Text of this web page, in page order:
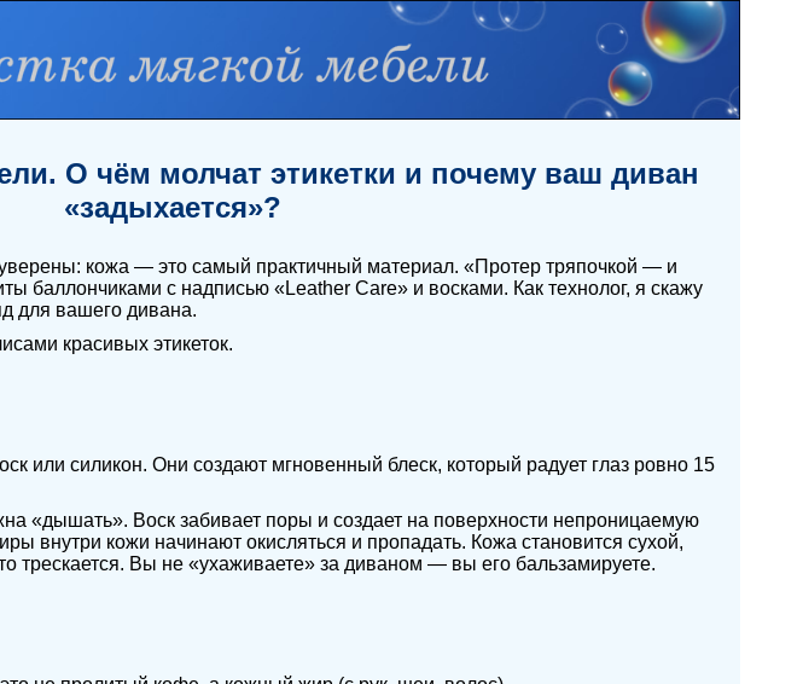
О чём молчат этикетки и почему ваш диван
«задыхается»?
кожа — это самый практичный материал. «Протер тряпочкой — и
баллончиками с надписью «Leather Care» и восками. Как технолог, я скажу
для вашего дивана.
красивых этикеток.
или силикон. Они создают мгновенный блеск, который радует глаз ровно 15
«дышать». Воск забивает поры и создает на поверхности непроницаемую
внутри кожи начинают окисляться и пропадать. Кожа становится сухой,
трескается. Вы не «ухаживаете» за диваном — вы его бальзамируете.